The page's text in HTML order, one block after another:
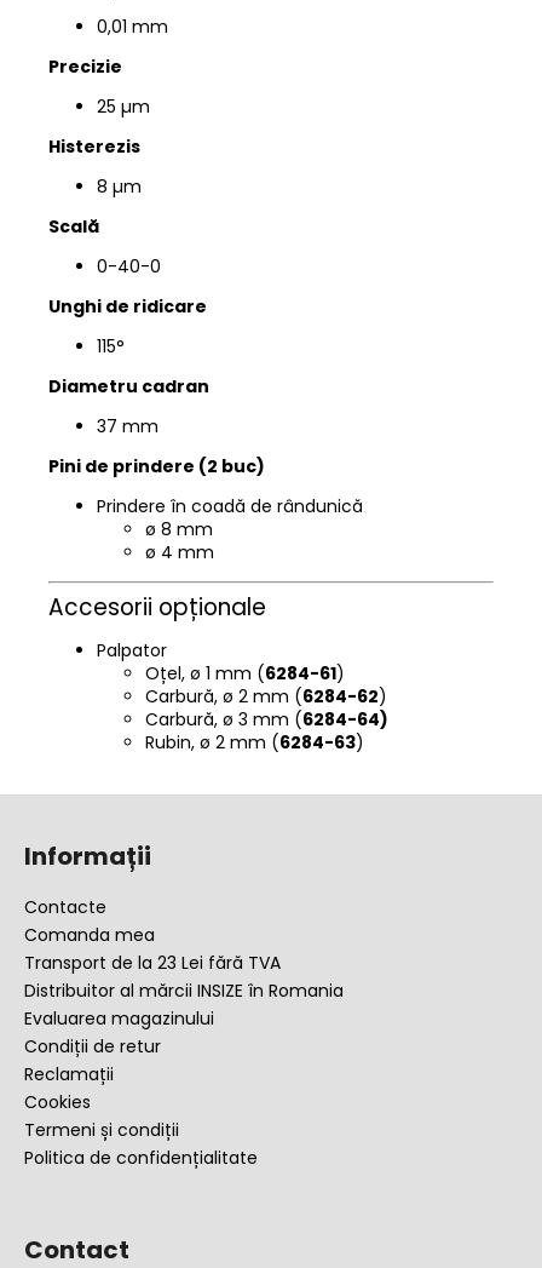
0,01 mm
Precizie
25 µm
Histerezis
8 µm
Scală
0-40-0
Unghi de ridicare
115°
Diametru cadran
37 mm
Pini de prindere (2 buc)
Prindere în coadă de rândunică
ø 8 mm
ø 4 mm
Accesorii opționale
Palpator
Oțel, ø 1 mm (6284-61)
Carbură, ø 2 mm (6284-62)
Carbură, ø 3 mm (6284-64)
Rubin, ø 2 mm (6284-63)
Informații
Contacte
Comanda mea
Transport de la 23 Lei fără TVA
Distribuitor al mărcii INSIZE în Romania
Evaluarea magazinului
Condiții de retur
Reclamații
Cookies
Termeni și condiții
Politica de confidențialitate
Contact